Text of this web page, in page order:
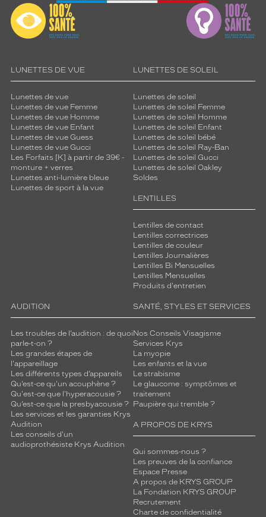
LUNETTES DE VUE
Lunettes de vue
Lunettes de vue Femme
Lunettes de vue Homme
Lunettes de vue Enfant
Lunettes de vue Guess
Lunettes de vue Gucci
Les Forfaits [K] à partir de 39€ -
monture + verres
Lunettes anti-lumière bleue
Lunettes de sport à la vue
LUNETTES DE SOLEIL
Lunettes de soleil
Lunettes de soleil Femme
Lunettes de soleil Homme
Lunettes de soleil Enfant
Lunettes de soleil bébé
Lunettes de soleil Ray-Ban
Lunettes de soleil Gucci
Lunettes de soleil Oakley
Soldes
LENTILLES
Lentilles de contact
Lentilles correctrices
Lentilles de couleur
Lentilles Journalières
Lentilles Bi Mensuelles
Lentilles Mensuelles
Produits d'entretien
AUDITION
Les troubles de l’audition : de quoi
parle-t-on ?
Les grandes étapes de
l'appareillage
Les différents types d’appareils
Qu’est-ce qu'un acouphène ?
Qu'est-ce que l'hyperacousie ?
Qu’est-ce que la presbyacousie ?
Les services et les garanties Krys
Audition
Les conseils d'un
audioprothésiste Krys Audition
SANTÉ, STYLES ET SERVICES
Nos Conseils Visagisme
Services Krys
La myopie
Les enfants et la vue
Le strabisme
Le glaucome : symptômes et
traitement
Paupière qui tremble ?
A PROPOS DE KRYS
Qui sommes-nous ?
Les preuves de la confiance
Espace Presse
A propos de KRYS GROUP
La Fondation KRYS GROUP
Recrutement
Charte de confidentialité